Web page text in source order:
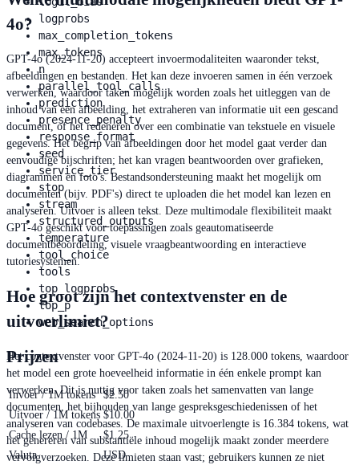
4o?
GPT-4o (2024-11-20) accepteert invoermodaliteiten waaronder tekst,
afbeeldingen en bestanden. Het kan deze invoeren samen in één verzoek
verwerken, waardoor taken mogelijk worden zoals het uitleggen van de
inhoud van een afbeelding, het extraheren van informatie uit een gescand
document, of het redeneren over een combinatie van tekstuele en visuele
gegevens. Het begrip van afbeeldingen door het model gaat verder dan
eenvoudige bijschriften; het kan vragen beantwoorden over grafieken,
diagrammen en foto's. Bestandsondersteuning maakt het mogelijk om
documenten (bijv. PDF's) direct te uploaden die het model kan lezen en
analyseren. Uitvoer is alleen tekst. Deze multimodale flexibiliteit maakt
GPT-4o geschikt voor toepassingen zoals geautomatiseerde
documentbeoordeling, visuele vraagbeantwoording en interactieve
tutoriesystemen.
Hoe groot zijn het contextvenster en de
uitvoerlimiet?
Het contextvenster voor GPT-4o (2024-11-20) is 128.000 tokens, waardoor
het model een grote hoeveelheid informatie in één enkele prompt kan
verwerken. Dit is nuttig voor taken zoals het samenvatten van lange
documenten, het bijhouden van lange gespreksgeschiedenissen of het
analyseren van codebases. De maximale uitvoerlengte is 16.384 tokens, wat
het genereren van substantiële inhoud mogelijk maakt zonder meerdere
vervolgverzoeken. Deze limieten staan vast; gebruikers kunnen ze niet
logprobs
max_completion_tokens
max_tokens
n
parallel_tool_calls
prediction
presence_penalty
response_format
seed
service_tier
stop
stream
structured_outputs
temperature
tool_choice
tools
top_logprobs
top_p
web_search_options
Prijzen
Invoer / 1M tokens
$2.50
Uitvoer / 1M tokens $10.00
Cache lezen / 1M
$1.25
Valuta
USD